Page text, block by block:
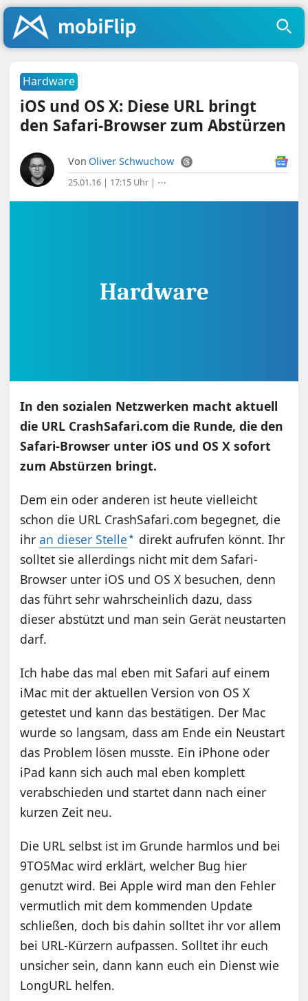
Hardware
iOS und OS X: Diese URL bringt
den Safari-Browser zum Abstürzen
Von Oliver Schwuchow
25.01.16 | 17:15 Uhr | ⋯
In den sozialen Netzwerken macht aktuell
die URL CrashSafari.com die Runde, die den
Safari-Browser unter iOS und OS X sofort
zum Abstürzen bringt.
Dem ein oder anderen ist heute vielleicht
schon die URL CrashSafari.com begegnet, die
ihran dieser Stelle
direkt aufrufen könnt. Ihr
solltet sie allerdings nicht mit dem Safari-
Browser unter iOS und OS X besuchen, denn
das führt sehr wahrscheinlich dazu, dass
dieser abstützt und man sein Gerät neustarten
darf.
Ich habe das mal eben mit Safari auf einem
iMac mit der aktuellen Version von OS X
getestet und kann das bestätigen. Der Mac
wurde so langsam, dass am Ende ein Neustart
das Problem lösen musste. Ein iPhone oder
iPad kann sich auch mal eben komplett
verabschieden und startet dann nach einer
kurzen Zeit neu.
Die URL selbst ist im Grunde harmlos und bei
9TO5Mac wird erklärt, welcher Bug hier
genutzt wird. Bei Apple wird man den Fehler
vermutlich mit dem kommenden Update
schließen, doch bis dahin solltet ihr vor allem
bei URL-Kürzern aufpassen. Solltet ihr euch
unsicher sein, dann kann euch ein Dienst wie
LongURL helfen.